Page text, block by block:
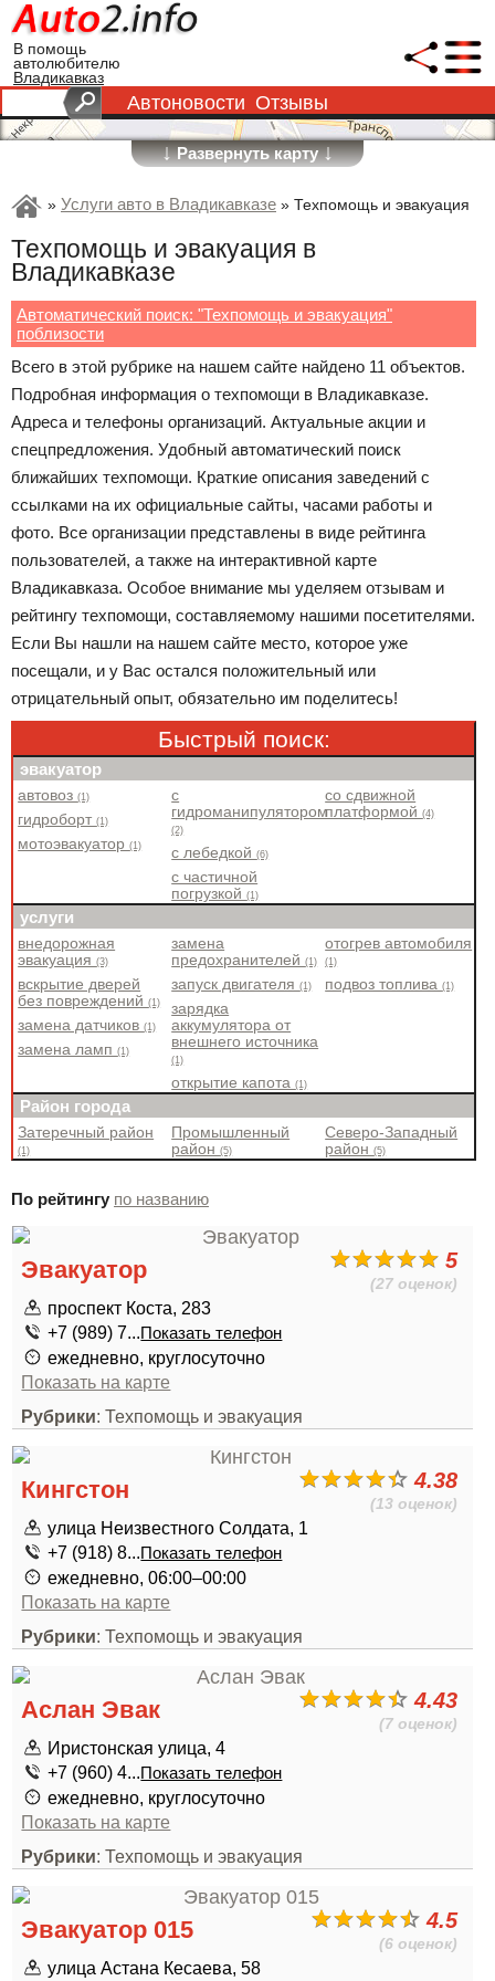
В помощь
автолюбителю
Владикавказ
Автоновости Отзывы
↓Развернуть карту↓
» Услуги авто в Владикавказе » Техпомощь и эвакуация
Техпомощь и эвакуация в
Владикавказе
Автоматический поиск: "Техпомощь и эвакуация"
поблизости
Всего в этой рубрике на нашем сайте найдено 11 объектов.
Подробная информация о техпомощи в Владикавказе.
Адреса и телефоны организаций. Актуальные акции и
спецпредложения. Удобный автоматический поиск
ближайших техпомощи. Краткие описания заведений с
ссылками на их официальные сайты, часами работы и
фото. Все организации представлены в виде рейтинга
пользователей, а также на интерактивной карте
Владикавказа. Особое внимание мы уделяем отзывам и
рейтингу техпомощи, составляемому нашими посетителями.
Если Вы нашли на нашем сайте место, которое уже
посещали, и у Вас остался положительный или
отрицательный опыт, обязательно им поделитесь!
Быстрый поиск:
эвакуатор
автовоз(1)
гидроборт(1)
мотоэвакуатор(1)
с
гидроманипулятором
(2)
с лебедкой(6)
с частичной
погрузкой(1)
со сдвижной
платформой(4)
услуги
внедорожная
эвакуация(3)
вскрытие дверей
без повреждений(1)
замена датчиков(1)
замена ламп(1)
замена
предохранителей(1)
запуск двигателя(1)
зарядка
аккумулятора от
внешнего источника
(1)
открытие капота(1)
отогрев автомобиля
(1)
подвоз топлива(1)
Район города
Затеречный район
(1)
Промышленный
район(5)
Северо-Западный
район(5)
По рейтингу по названию
5
(27 оценок)
Эвакуатор
проспект Коста, 283
+7 (989) 7...Показать телефон
ежедневно, круглосуточно
Показать на карте
Рубрики: Техпомощь и эвакуация
4.38
(13 оценок)
Кингстон
улица Неизвестного Солдата, 1
+7 (918) 8...Показать телефон
ежедневно, 06:00–00:00
Показать на карте
Рубрики: Техпомощь и эвакуация
4.43
(7 оценок)
Аслан Эвак
Иристонская улица, 4
+7 (960) 4...Показать телефон
ежедневно, круглосуточно
Показать на карте
Рубрики: Техпомощь и эвакуация
4.5
(6 оценок)
Эвакуатор 015
улица Астана Кесаева, 58